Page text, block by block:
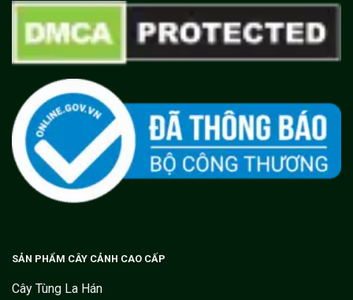
SẢN PHẨM CÂY CẢNH CAO CẤP
Cây Tùng La Hán